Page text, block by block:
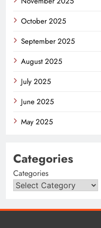
October 2025
September 2025
August 2025
July 2025
June 2025
May 2025
Categories
Categories